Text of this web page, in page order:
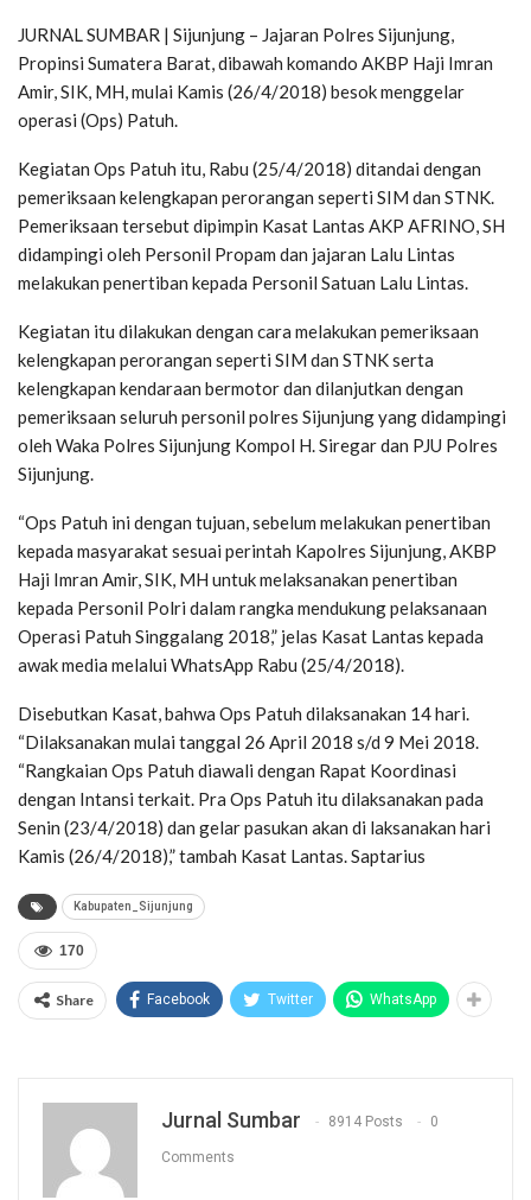
JURNAL SUMBAR | Sijunjung – Jajaran Polres Sijunjung,
Propinsi Sumatera Barat, dibawah komando AKBP Haji Imran
Amir, SIK, MH, mulai Kamis (26/4/2018) besok menggelar
operasi (Ops) Patuh.
Kegiatan Ops Patuh itu, Rabu (25/4/2018) ditandai dengan
pemeriksaan kelengkapan perorangan seperti SIM dan STNK.
Pemeriksaan tersebut dipimpin Kasat Lantas AKP AFRINO, SH
didampingi oleh Personil Propam dan jajaran Lalu Lintas
melakukan penertiban kepada Personil Satuan Lalu Lintas.
Kegiatan itu dilakukan dengan cara melakukan pemeriksaan
kelengkapan perorangan seperti SIM dan STNK serta
kelengkapan kendaraan bermotor dan dilanjutkan dengan
pemeriksaan seluruh personil polres Sijunjung yang didampingi
oleh Waka Polres Sijunjung Kompol H. Siregar dan PJU Polres
Sijunjung.
“Ops Patuh ini dengan tujuan, sebelum melakukan penertiban
kepada masyarakat sesuai perintah Kapolres Sijunjung, AKBP
Haji Imran Amir, SIK, MH untuk melaksanakan penertiban
kepada Personil Polri dalam rangka mendukung pelaksanaan
Operasi Patuh Singgalang 2018,” jelas Kasat Lantas kepada
awak media melalui WhatsApp Rabu (25/4/2018).
Disebutkan Kasat, bahwa Ops Patuh dilaksanakan 14 hari.
“Dilaksanakan mulai tanggal 26 April 2018 s/d 9 Mei 2018.
“Rangkaian Ops Patuh diawali dengan Rapat Koordinasi
dengan Intansi terkait. Pra Ops Patuh itu dilaksanakan pada
Senin (23/4/2018) dan gelar pasukan akan di laksanakan hari
Kamis (26/4/2018),” tambah Kasat Lantas. Saptarius
Kabupaten_Sijunjung
170
Share Facebook Twitter WhatsApp
Jurnal Sumbar 8914 Posts 0
Comments